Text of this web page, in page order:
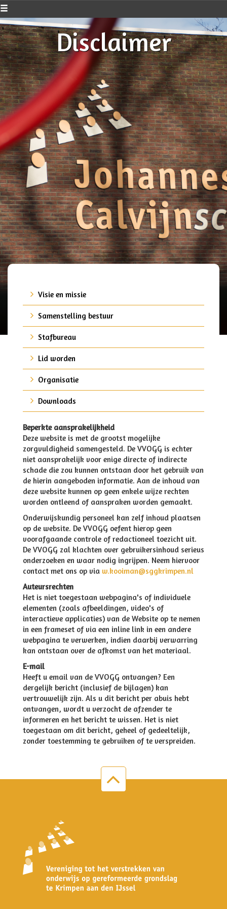
Disclaimer
Visie en missie
Samenstelling bestuur
Stafbureau
Lid worden
Organisatie
Downloads
Beperkte aansprakelijkheid
Deze website is met de grootst mogelijke
zorgvuldigheid samengesteld. De VVOGG is echter
niet aansprakelijk voor enige directe of indirecte
schade die zou kunnen ontstaan door het gebruik van
de hierin aangeboden informatie. Aan de inhoud van
deze website kunnen op geen enkele wijze rechten
worden ontleend of aanspraken worden gemaakt.
Onderwijskundig personeel kan zelf inhoud plaatsen
op de website. De VVOGG oefent hierop geen
voorafgaande controle of redactioneel toezicht uit.
De VVOGG zal klachten over gebruikersinhoud serieus
onderzoeken en waar nodig ingrijpen. Neem hiervoor
contact met ons op via w.kooiman@sggkrimpen.nl
Auteursrechten
Het is niet toegestaan webpagina's of individuele
elementen (zoals afbeeldingen, video's of
interactieve applicaties) van de Website op te nemen
in een frameset of via een inline link in een andere
webpagina te verwerken, indien daarbij verwarring
kan ontstaan over de afkomst van het materiaal.
E-mail
Heeft u email van de VVOGG ontvangen? Een
dergelijk bericht (inclusief de bijlagen) kan
vertrouwelijk zijn. Als u dit bericht per abuis hebt
ontvangen, wordt u verzocht de afzender te
informeren en het bericht te wissen. Het is niet
toegestaan om dit bericht, geheel of gedeeltelijk,
zonder toestemming te gebruiken of te verspreiden.